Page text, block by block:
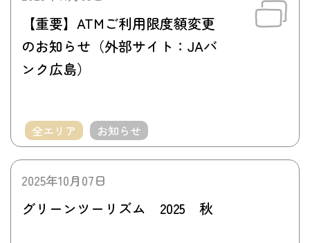
全エリア お知らせ
【重要】ATMご利用限度額変更
のお知らせ（外部サイト：JAバ
ンク広島）
2025年10月07日
グリーンツーリズム 2025 秋